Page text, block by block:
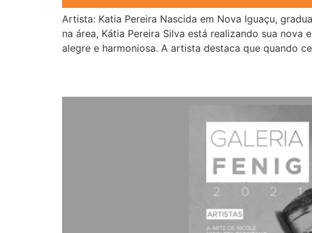
Artista: Katia Pereira Nascida em Nova Iguaçu,
na área, Kátia Pereira Silva está realizando sua
alegre e harmoniosa. A artista destaca que quando